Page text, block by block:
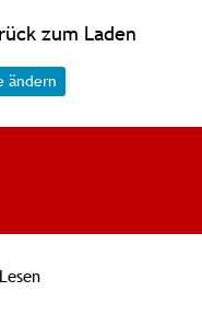
zum Laden
ändern
Lesen